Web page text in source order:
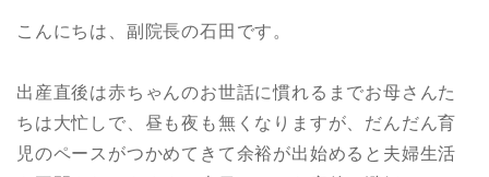
こんにちは、副院長の石田です。
出産直後は赤ちゃんのお世話に慣れるまでお母さんた
ちは大忙しで、昼も夜も無くなりますが、だんだん育
児のペースがつかめてきて余裕が出始めると夫婦生活